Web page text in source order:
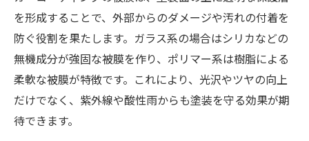
を形成することで、外部からのダメージや汚れの付着を
防ぐ役割を果たします。ガラス系の場合はシリカなどの
無機成分が強固な被膜を作り、ポリマー系は樹脂による
柔軟な被膜が特徴です。これにより、光沢やツヤの向上
だけでなく、紫外線や酸性雨からも塗装を守る効果が期
待できます。